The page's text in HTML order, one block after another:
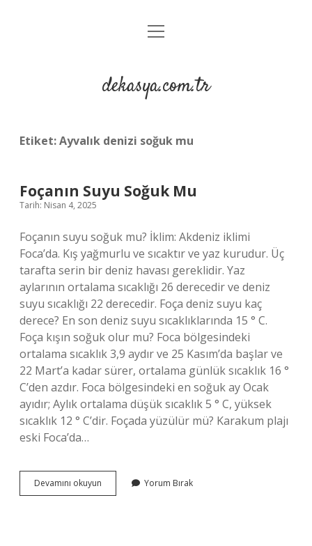
Anasayfa
Yasal Uyarı
menüyü
dekasya.com.tr
Etiket:Ayvalık denizi soğuk mu
Foçanın Suyu Soğuk Mu
Tarih: Nisan 4, 2025
Foçanın suyu soğuk mu? İklim: Akdeniz iklimi
Foca’da. Kış yağmurlu ve sıcaktır ve yaz kurudur. Üç
tarafta serin bir deniz havası gereklidir. Yaz
aylarının ortalama sıcaklığı 26 derecedir ve deniz
suyu sıcaklığı 22 derecedir. Foça deniz suyu kaç
derece? En son deniz suyu sıcaklıklarında 15 ° C.
Foça kışın soğuk olur mu? Foca bölgesindeki
ortalama sıcaklık 3,9 aydır ve 25 Kasım’da başlar ve
22 Mart’a kadar sürer, ortalama günlük sıcaklık 16 °
C’den azdır. Foca bölgesindeki en soğuk ay Ocak
ayıdır; Aylık ortalama düşük sıcaklık 5 ° C, yüksek
sıcaklık 12 ° C’dir. Foçada yüzülür mü? Karakum plajı
eski Foca’da…
Devamını okuyun
Suyu
Yorum Bırak